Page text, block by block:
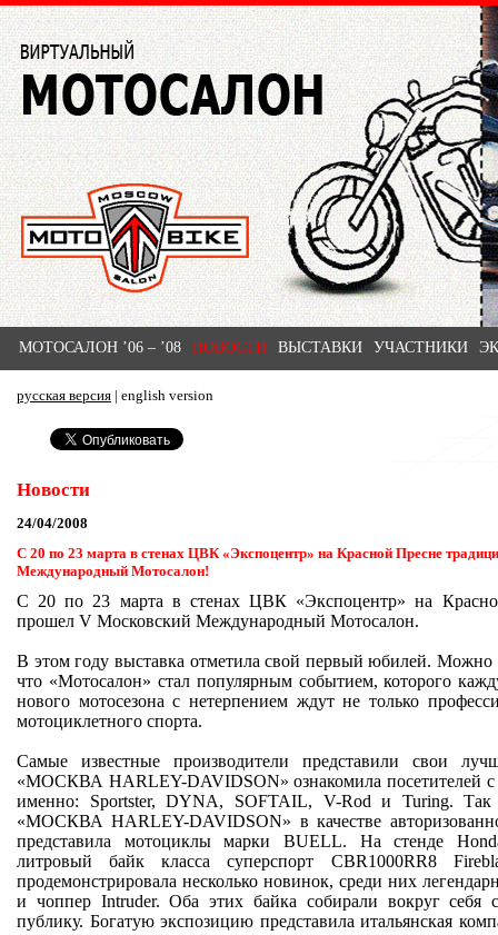
МОТОСАЛОН ’06 – ’08 НОВОСТИ ВЫСТАВКИ УЧАСТНИКИ
русская версия | english version
Новости
24/04/2008
С 20 по 23 марта в стенах ЦВК «Экспоцентр» на Красной Пресне
Международный Мотосалон!
С 20 по 23 марта в стенах ЦВК «Экспоцентр» на
прошел V Московский Международный Мотосалон.
В этом году выставка отметила свой первый юбилей. Можно
что «Мотосалон» стал популярным событием, которого
нового мотосезона с нетерпением ждут не только
мотоциклетного спорта.
Самые известные производители представили свои
«МОСКВА HARLEY-DAVIDSON» ознакомила посетителей
именно: Sportster, DYNA, SOFTAIL, V-Rod и Turing.
«МОСКВА HARLEY-DAVIDSON» в качестве
представила мотоциклы марки BUELL. На стенде
литровый байк класса суперспорт CBR1000RR8
продемонстрировала несколько новинок, среди них
и чоппер Intruder. Оба этих байка собирали вокруг себя
публику. Богатую экспозицию представила итальянская